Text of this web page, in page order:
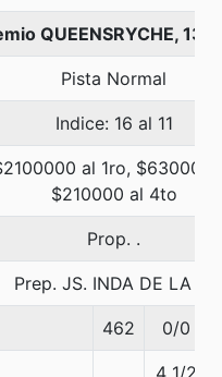
QUEENSRYCHE,
Pista Normal
Indice: 16 al 11
al 1ro,
$210000 al 4to
Prop. .
Prep. JS. INDA DE LA C.
462 0/0
4 1/2